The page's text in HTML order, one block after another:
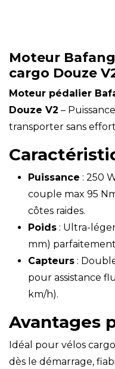
Moteur
cargo Douze
Moteur pédalier
Douze V2 –
transporter sans
Puissance : 250
couple max 95
côtes raides.
Poids : Ultra-
mm)
Capteurs :
pour assistance
km/h).
Avantages
Idéal pour vélos
dès le démarrage,